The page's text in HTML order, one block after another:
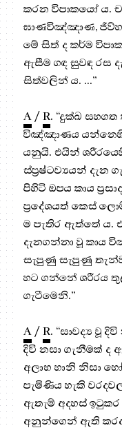
කරන විපාකයෝ
ඝාණවිඤ්ඤාණ,
මේ සිත් ද කර්ම
ඇසීම ගඳ සුවඳ රස
සිත්වලින් ය. ...”
A /R. “දුක්ඛ
විඤ්ඤාණය යන්නෙහි
යනුයි. එයින්
ස්ප්‍ර‍ෂ්ටව්‍යයන් දැන
පිහිටි ඔපය කාය
ප්‍රදේශයත් කෙස්
ම පැතිර ඇත්තේ ය.
දැනගන්නා වූ කාය
සැපුණු සැපුණු
හට ගන්නේ ශරීරය
ගැටීමෙනි.”
A /R. “සාවද්‍ය වූ
දිවි නසා ගැනීමක්
අලාභ හානි නිසා
පැමිණිය හැකි
ඇතැම් අදහස්
අනුන්ගෙන් ඇති